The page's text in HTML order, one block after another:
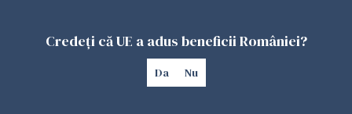
Credeți că UE a adus beneficii României?
Da Nu